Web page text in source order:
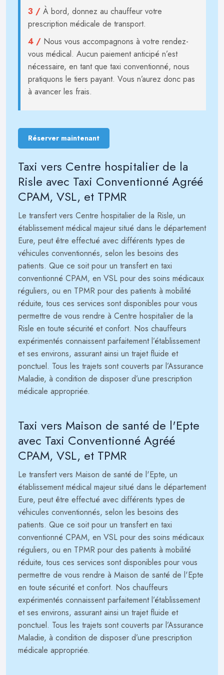
3 / À bord, donnez au chauffeur votre
prescription médicale de transport.
4 / Nous vous accompagnons à votre rendez-
vous médical. Aucun paiement anticipé n’est
nécessaire, en tant que taxi conventionné, nous
pratiquons le tiers payant. Vous n’aurez donc pas
à avancer les frais.
Réserver maintenant
Taxi vers Centre hospitalier de la
Risle avec Taxi Conventionné Agréé
CPAM, VSL, et TPMR
Le transfert vers Centre hospitalier de la Risle, un
établissement médical majeur situé dans le département
Eure, peut être effectué avec différents types de
véhicules conventionnés, selon les besoins des
patients. Que ce soit pour un transfert en taxi
conventionné CPAM, en VSL pour des soins médicaux
réguliers, ou en TPMR pour des patients à mobilité
réduite, tous ces services sont disponibles pour vous
permettre de vous rendre à Centre hospitalier de la
Risle en toute sécurité et confort. Nos chauffeurs
expérimentés connaissent parfaitement l’établissement
et ses environs, assurant ainsi un trajet fluide et
ponctuel. Tous les trajets sont couverts par l’Assurance
Maladie, à condition de disposer d’une prescription
médicale appropriée.
Taxi vers Maison de santé de l'Epte
avec Taxi Conventionné Agréé
CPAM, VSL, et TPMR
Le transfert vers Maison de santé de l'Epte, un
établissement médical majeur situé dans le département
Eure, peut être effectué avec différents types de
véhicules conventionnés, selon les besoins des
patients. Que ce soit pour un transfert en taxi
conventionné CPAM, en VSL pour des soins médicaux
réguliers, ou en TPMR pour des patients à mobilité
réduite, tous ces services sont disponibles pour vous
permettre de vous rendre à Maison de santé de l'Epte
en toute sécurité et confort. Nos chauffeurs
expérimentés connaissent parfaitement l’établissement
et ses environs, assurant ainsi un trajet fluide et
ponctuel. Tous les trajets sont couverts par l’Assurance
Maladie, à condition de disposer d’une prescription
médicale appropriée.